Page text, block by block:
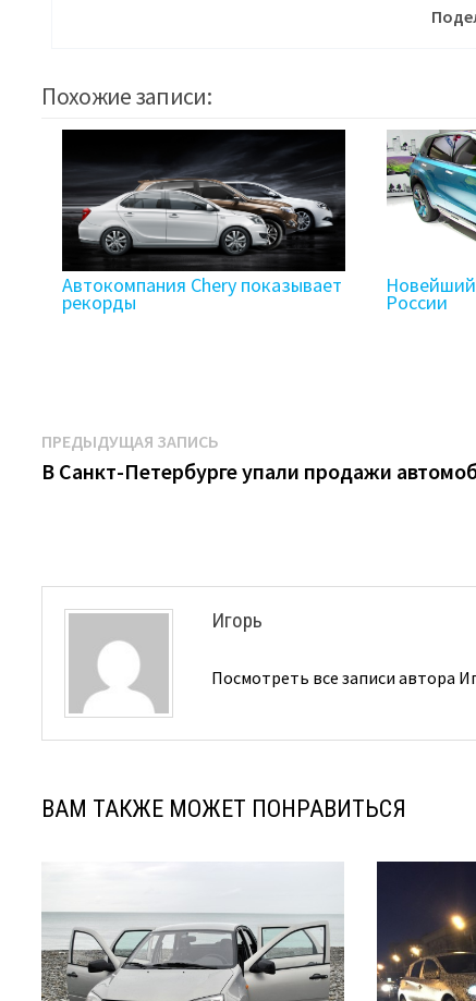
Похожие записи:
Автокомпания Chery показывает
рекорды
Новейший
России
Навигация
по
ПРЕДЫДУЩАЯ ЗАПИСЬ
запись:
В Санкт-Петербурге упали продажи
Игорь
Посмотреть все записи автора
ВАМ ТАКЖЕ МОЖЕТ ПОНРАВИТЬСЯ